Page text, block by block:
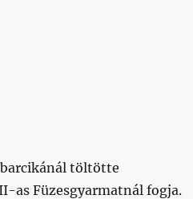
töltötte
as Füzesgyarmatnál fogja.